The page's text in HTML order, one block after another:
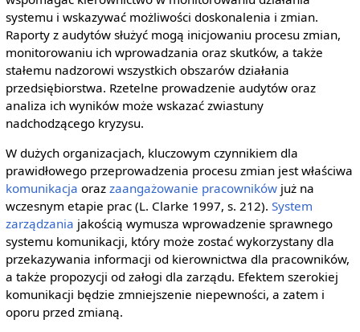
systemu i wskazywać możliwości doskonalenia i zmian.
Raporty z audytów służyć mogą inicjowaniu procesu zmian,
monitorowaniu ich wprowadzania oraz skutków, a także
stałemu nadzorowi wszystkich obszarów działania
przedsiębiorstwa. Rzetelne prowadzenie audytów oraz
analiza ich wyników może wskazać zwiastuny
nadchodzącego kryzysu.
W dużych organizacjach, kluczowym czynnikiem dla
prawidłowego przeprowadzenia procesu zmian jest właściwa
komunikacja oraz zaangażowanie pracownikówjuż na
wczesnym etapie prac (L. Clarke 1997, s. 212). System
zarządzania jakością wymusza wprowadzenie sprawnego
systemu komunikacji, który może zostać wykorzystany dla
przekazywania informacji od kierownictwa dla pracowników,
a także propozycji od załogi dla zarządu. Efektem szerokiej
komunikacji będzie zmniejszenie niepewności, a zatem i
oporu przed zmianą.